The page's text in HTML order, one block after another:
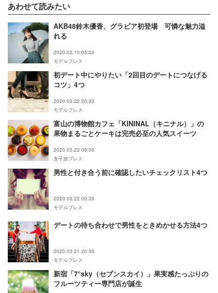
あわせて読みたい
AKB48鈴木優香、グラビア初登場 可憐な魅力溢
れる
2020.02.10 05:33
モデルプレス
初デート中にやりたい「2回目のデートにつなげる
コツ」4つ
2020.03.22 20:30
モデルプレス
富山の博物館カフェ「KININAL（キニナル）」の
果物まるごとケーキは完売必至の人気スイーツ
2020.03.22 09:30
女子旅プレス
男性と付き合う前に確認したいチェックリスト4つ
2020.03.22 00:30
モデルプレス
デートの待ち合わせで男性をときめかせる方法4つ
2020.03.21 20:30
モデルプレス
新宿「7°sky（セブンスカイ）」果実感たっぷりの
フルーツティー専門店が誕生